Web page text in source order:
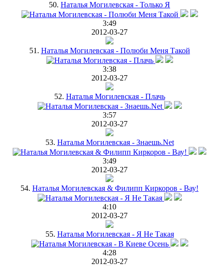
50. Наталья Могилевская - Только Я
3:49
2012-03-27
51. Наталья Могилевская - Полюби Меня Такой
3:38
2012-03-27
52. Наталья Могилевская - Плачь
3:57
2012-03-27
53. Наталья Могилевская - Знаешь.Net
3:49
2012-03-27
54. Наталья Могилевская & Филипп Киркоров - Вау!
4:10
2012-03-27
55. Наталья Могилевская - Я Не Такая
4:28
2012-03-27